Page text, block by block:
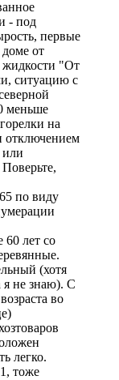
- под
первые
доме от
"От
ситуацию с
меньше
на
отключением
или
по виду
лет со
(хотя
я не знаю). С
во
легко.
тоже